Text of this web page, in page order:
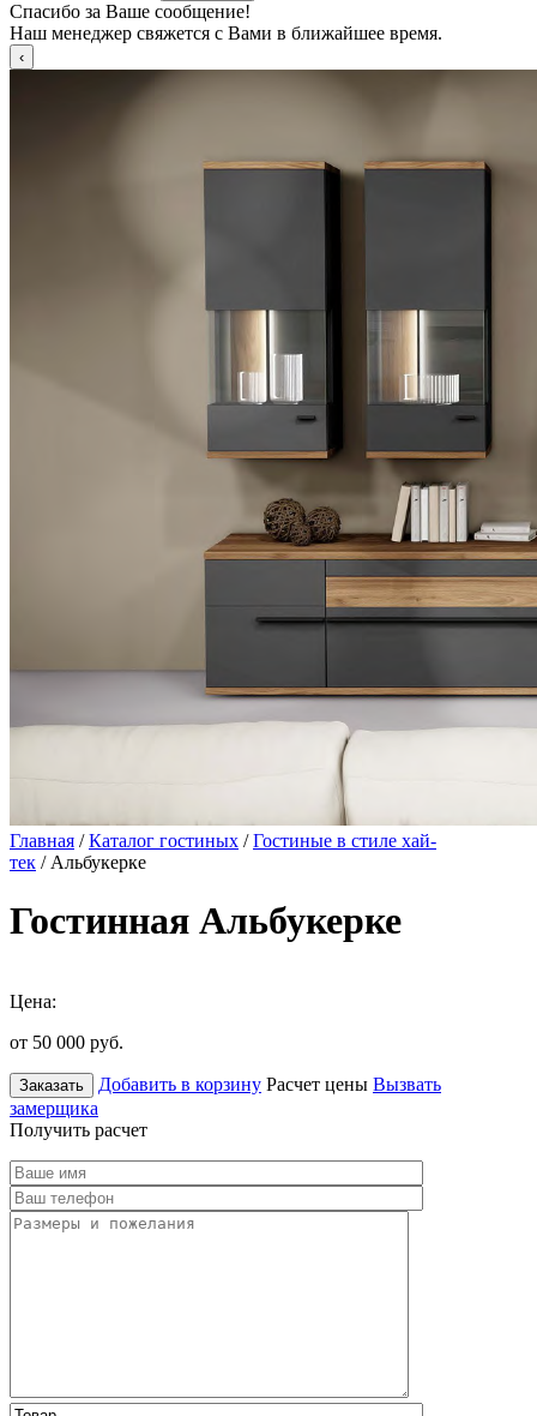
Спасибо за Ваше сообщение!
Наш менеджер свяжется с Вами в ближайшее время.
Главная /Каталог гостиных /Гостиные в стиле хай-
тек / Альбукерке
Гостинная Альбукерке
Цена:
от 50 000 руб.
Заказать Добавить в корзину Расчет цены Вызвать
замерщика
Получить расчет